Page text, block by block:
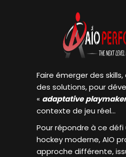
Faire émerger des
des solutions, pour
« adaptative
contexte de jeu réel…
Pour répondre à ce défi
hockey moderne, AIO
approche différente,